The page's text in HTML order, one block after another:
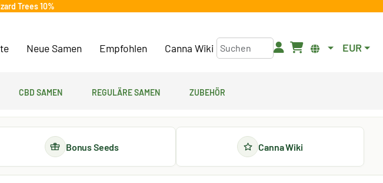
Trees 10%
Neue Samen Empfohlen Canna Wiki EUR
CBD Samen Reguläre Samen Zubehör
Bonus Seeds Canna Wiki